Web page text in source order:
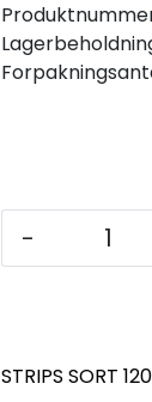
-
STRIPS SORT